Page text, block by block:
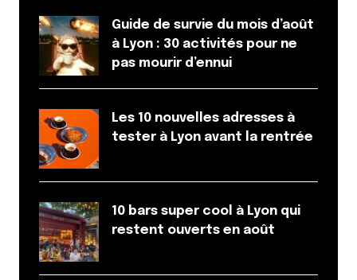
Guide de survie du mois d’août
à Lyon : 30 activités pour ne
pas mourir d’ennui
Les 10 nouvelles adresses à
tester à Lyon avant la rentrée
10 bars super cool à Lyon qui
restent ouverts en août